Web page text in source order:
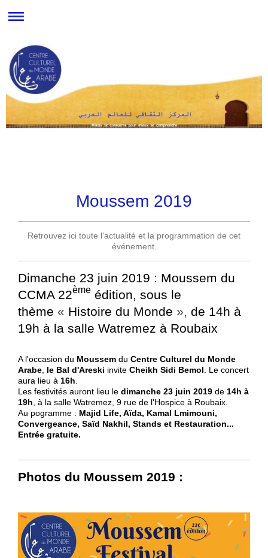
Moussem 2019
Retrouvez ici toute l'actualité et la programmation de cet
événement.
Dimanche 23 juin 2019 : Moussem du
CCMA 22ème édition, sous le
thème « Histoire du Monde », de 14h à
19h à la salle Watremez à Roubaix
A l'occasion du Moussem du Centre Culturel du Monde
Arabe, le Bal d'Areski invite Cheikh Sidi Bemol. Le concert
aura lieu à 16h.
Les festivités auront lieu le dimanche 23 juin 2019 de 14h à
19h, à la salle Watremez, 9 rue de l'Hospice à Roubaix.
Au pogramme : Majid Life, Aïda, Kamal Lmimouni,
Convergeance, Saïd Nakhil, Stands et Restauration...
Entrée gratuite.
Photos du Moussem 2019 :